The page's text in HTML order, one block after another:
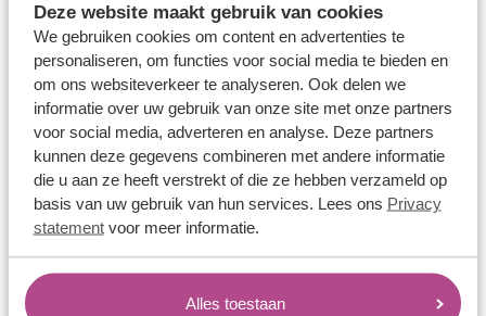
Deze website maakt gebruik van cookies
We gebruiken cookies om content en advertenties te
personaliseren, om functies voor social media te bieden en
om ons websiteverkeer te analyseren. Ook delen we
informatie over uw gebruik van onze site met onze partners
voor social media, adverteren en analyse. Deze partners
kunnen deze gegevens combineren met andere informatie
die u aan ze heeft verstrekt of die ze hebben verzameld op
basis van uw gebruik van hun services. Lees ons Privacy
statementvoor meer informatie.
Alles toestaan
Verlovingsringen
Vriendschapsringen
Over ons
Aller Spanninga
Historie
Certificaten
Blogs
Jouw voordelen